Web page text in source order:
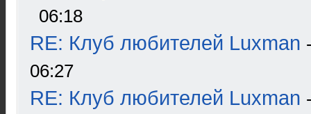
06:18
RE: Клуб любителей Luxman
06:27
RE: Клуб любителей Luxman